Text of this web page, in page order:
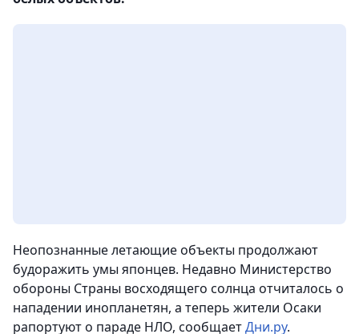
Неопознанные летающие объекты продолжают
будоражить умы японцев. Недавно Министерство
обороны Страны восходящего солнца отчиталось о
нападении инопланетян, а теперь жители Осаки
рапортуют о параде НЛО, сообщаетДни.ру.